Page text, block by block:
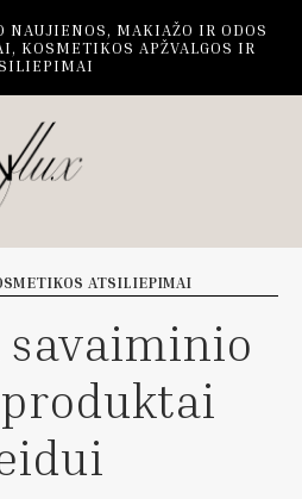
NAUJIENOS, MAKIAŽO IR ODOS
KOSMETIKOS APŽVALGOS IR
ATSILIEPIMAI
savaiminio